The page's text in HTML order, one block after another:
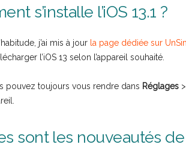
s’installe l’iOS 13.1 ?
j’ai mis à jour la page dédiée sur
l’iOS 13 selon l’appareil souhaité.
pouvez toujours vous rendre dans Réglages>
sont les nouveautés de